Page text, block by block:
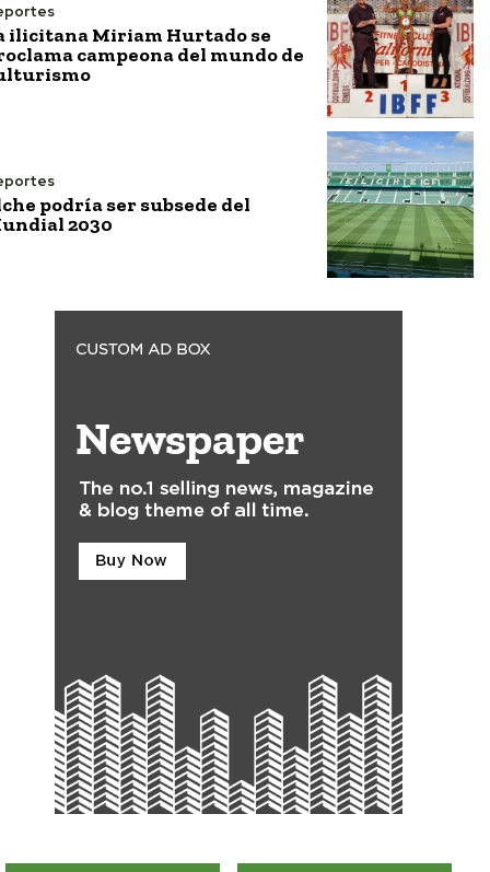
ilicitana Miriam Hurtado se
campeona del mundo de
podría ser subsede del
2030